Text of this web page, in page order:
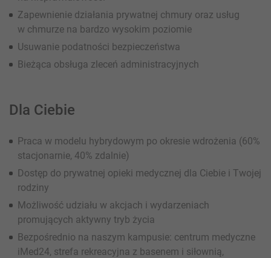
Zapewnienie działania prywatnej chmury oraz usług
w chmurze na bardzo wysokim poziomie
Usuwanie podatności bezpieczeństwa
Bieżąca obsługa zleceń administracyjnych
Dla Ciebie
Praca w modelu hybrydowym po okresie wdrożenia (60%
stacjonarnie, 40% zdalnie)
Dostęp do prywatnej opieki medycznej dla Ciebie i Twojej
rodziny
Możliwość udziału w akcjach i wydarzeniach
promujących aktywny tryb życia
Bezpośrednio na naszym kampusie: centrum medyczne
iMed24, strefa rekreacyjna z basenem i siłownią,